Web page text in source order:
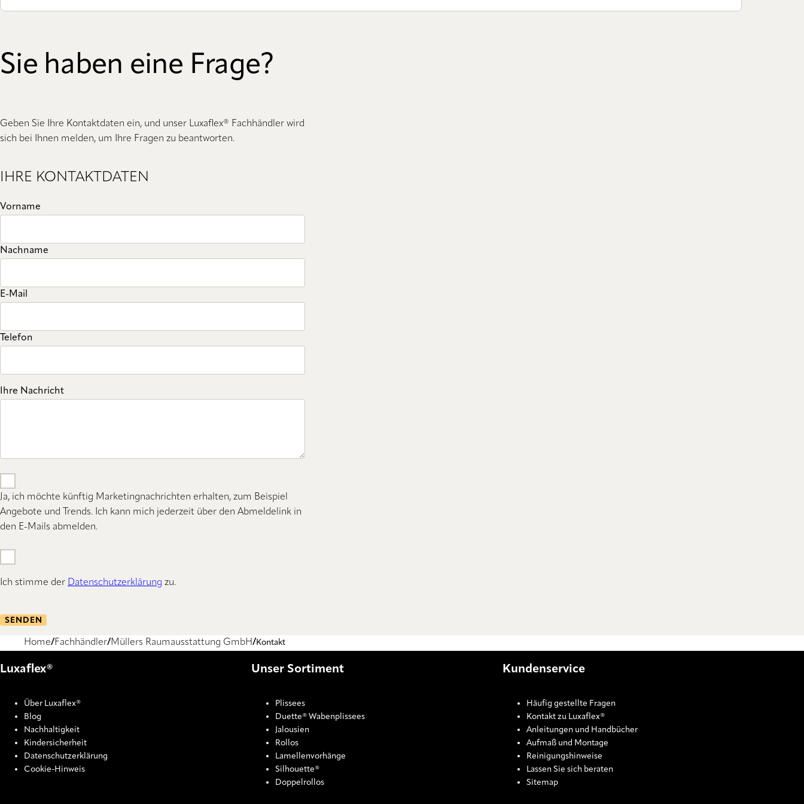
Sie haben eine Frage?
Geben Sie Ihre Kontaktdaten ein, und unser Luxaflex® Fachhändler wird
sich bei Ihnen melden, um Ihre Fragen zu beantworten.
IHRE KONTAKTDATEN
Vorname
Nachname
E-Mail
Telefon
Ihre Nachricht
Ja, ich möchte künftig Marketingnachrichten erhalten, zum Beispiel
Angebote und Trends. Ich kann mich jederzeit über den Abmeldelink in
den E-Mails abmelden.
Ich stimme der Datenschutzerklärung zu.
SENDEN
Home Fachhändler Müllers Raumausstattung GmbH Kontakt
Luxaflex®
Über Luxaflex®
Blog
Nachhaltigkeit
Kindersicherheit
Datenschutzerklärung
Cookie-Hinweis
Unser Sortiment
Plissees
Duette® Wabenplissees
Jalousien
Rollos
Lamellenvorhänge
Silhouette®
Doppelrollos
Kundenservice
Häufig gestellte Fragen
Kontakt zu Luxaflex®
Anleitungen und Handbücher
Aufmaß und Montage
Reinigungshinweise
Lassen Sie sich beraten
Sitemap